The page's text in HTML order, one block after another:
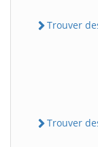
Trouver
Trouver